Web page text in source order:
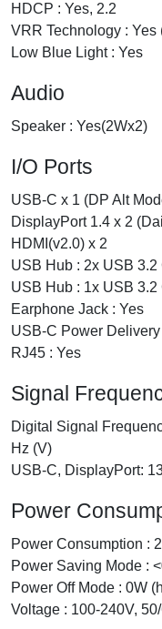
HDCP : Yes, 2.2
VRR Technology : Yes
Low Blue Light : Yes
Audio
Speaker : Yes(2Wx2)
I/O Ports
USB-C x 1 (DP Alt
DisplayPort 1.4 x 2
HDMI(v2.0) x 2
USB Hub : 2x USB 3.2
USB Hub : 1x USB 3.2
Earphone Jack : Yes
USB-C Power
RJ45 : Yes
Signal
Digital Signal
Hz (V)
USB-C, DisplayPort:
Power
Power Consumption :
Power Saving Mode :
Power Off Mode : 0W
Voltage : 100-240V,